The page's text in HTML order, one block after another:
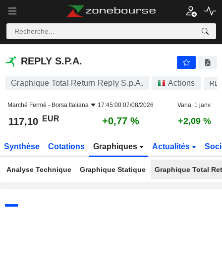
REPLY S.P.A.
REPLY S.P.A.
Graphique Total Return Reply S.p.A. Actions
Marché Fermé - Borsa Italiana 17:45:00 07/08/2026 Varia. 1 janv.
117,10 EUR +0,77 % +2,09 %
Synthèse Cotations Graphiques Actualités
Analyse Technique Graphique Statique Graphique Total